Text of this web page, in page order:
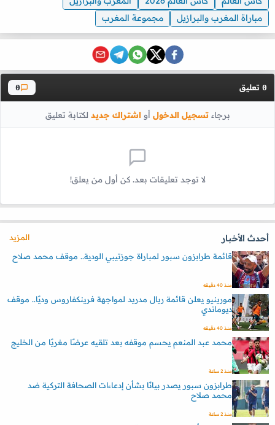
مباراة المغرب والبرازيل
مجموعة المغرب
0 تعليق 0
برجاءتسجيل الدخول أواشتراك جديد لكتابة تعليق
لا توجد تعليقات بعد. كن أول من يعلق!
أحدث الأخبار
المزيد
قائمة طرابزون سبور لمباراة جوزتيبي الودية.. موقف محمد صلاح
منذ 40 دقيقه
مورينيو يعلن قائمة ريال مدريد لمواجهة فرينكفاروس وديًا.. موقف
ديوماندي
منذ 40 دقيقه
محمد عبد المنعم يحسم موقفه بعد تلقيه عرضًا مغريًا من الخليج
منذ 2 ساعة
طرابزون سبور يصدر بيانًا بشأن إدعاءات الصحافة التركية ضد
محمد صلاح
منذ 2 ساعة